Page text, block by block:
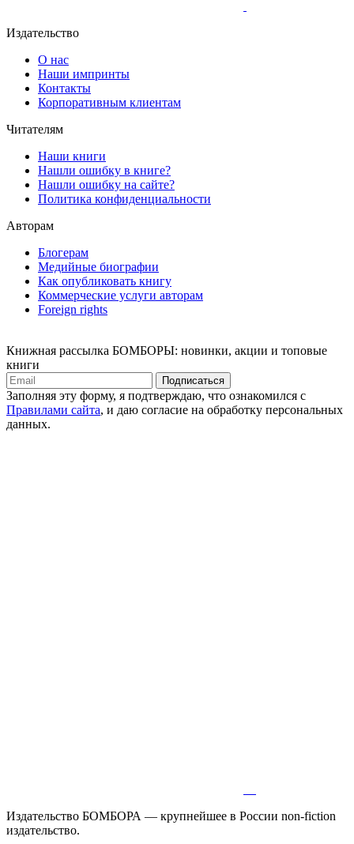
Издательство
О нас
Наши импринты
Контакты
Корпоративным клиентам
Читателям
Наши книги
Нашли ошибку в книге?
Нашли ошибку на сайте?
Политика конфиденциальности
Авторам
Блогерам
Медийные биографии
Как опубликовать книгу
Коммерческие услуги авторам
Foreign rights
Книжная рассылка БОМБОРЫ: новинки, акции и топовые
книги
Подписаться
Заполняя эту форму, я подтверждаю, что ознакомился с
Правилами сайта, и даю согласие на обработку персональных
данных.
Издательство БОМБОРА — крупнейшее в России non-fiction
издательство.